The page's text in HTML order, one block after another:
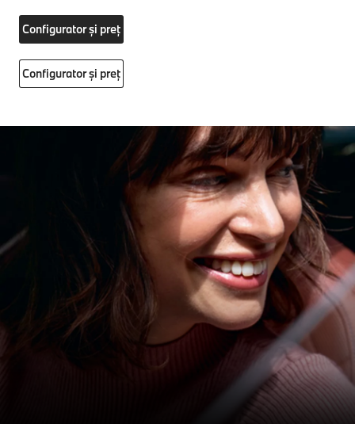
Configurator și preț
Configurator și preț